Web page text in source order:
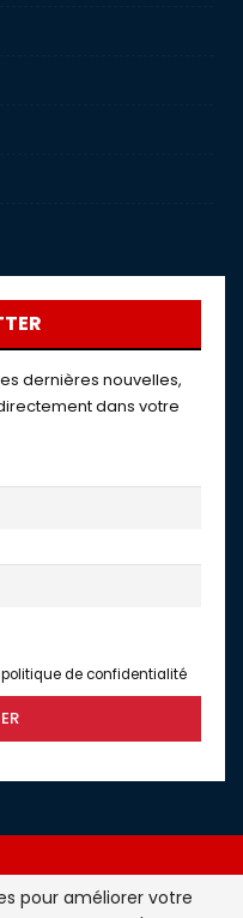
dernières nouvelles,
dans votre
de confidentialité
pour améliorer votre